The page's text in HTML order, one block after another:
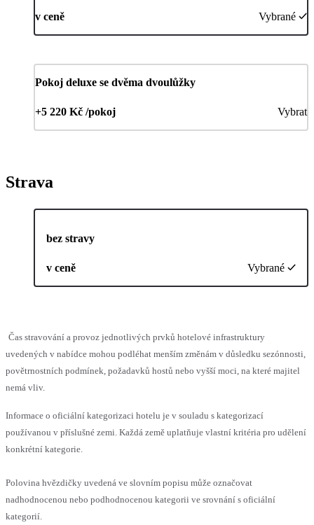
v ceně Vybrané
Pokoj deluxe se dvěma dvoulůžky
+5 220 Kč /pokoj Vybrat
Strava
bez stravy
v ceně Vybrané
Čas stravování a provoz jednotlivých prvků hotelové infrastruktury
uvedených v nabídce mohou podléhat menším změnám v důsledku sezónnosti,
povětrnostních podmínek, požadavků hostů nebo vyšší moci, na které majitel
nemá vliv.
Informace o oficiální kategorizaci hotelu je v souladu s kategorizací
používanou v příslušné zemi. Každá země uplatňuje vlastní kritéria pro udělení
konkrétní kategorie.
Polovina hvězdičky uvedená ve slovním popisu může označovat
nadhodnocenou nebo podhodnocenou kategorii ve srovnání s oficiální
kategorií.